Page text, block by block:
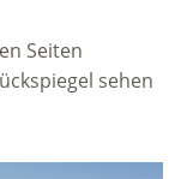
Seiten
sehen